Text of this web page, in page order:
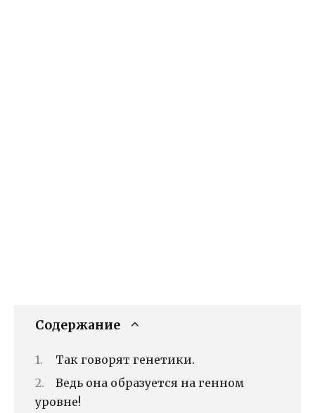
Содержание
Так говорят генетики.
Ведь она образуется на генном
уровне!